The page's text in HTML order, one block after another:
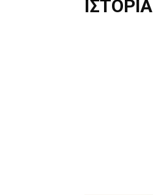
ΙΣΤΟΡΙΑ